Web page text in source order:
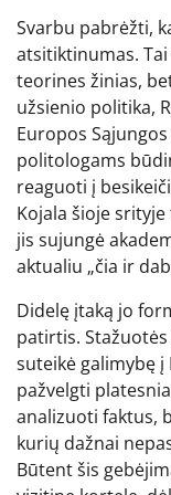
Svarbu pabrėžti,
atsitiktinumas.
teorines žinias,
užsienio politika,
Europos
politologams
reaguoti į
Kojala šioje
jis sujungė
aktualiu „čia ir
Didelę įtaką jo
patirtis.
suteikė galimybę
pažvelgti
analizuoti faktus,
kurių dažnai
Būtent šis